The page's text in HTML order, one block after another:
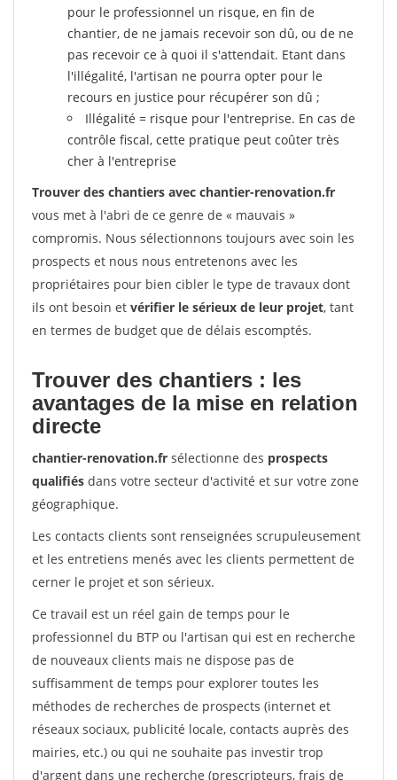
pour le professionnel un risque, en fin de
chantier, de ne jamais recevoir son dû, ou de ne
pas recevoir ce à quoi il s'attendait. Etant dans
l'illégalité, l'artisan ne pourra opter pour le
recours en justice pour récupérer son dû ;
Illégalité = risque pour l'entreprise. En cas de
contrôle fiscal, cette pratique peut coûter très
cher à l'entreprise
Trouver des chantiers avec chantier-renovation.fr
vous met à l'abri de ce genre de « mauvais »
compromis. Nous sélectionnons toujours avec soin les
prospects et nous nous entretenons avec les
propriétaires pour bien cibler le type de travaux dont
ils ont besoin et vérifier le sérieux de leur projet, tant
en termes de budget que de délais escomptés.
Trouver des chantiers : les
avantages de la mise en relation
directe
chantier-renovation.fr sélectionne des prospects
qualifiés dans votre secteur d'activité et sur votre zone
géographique.
Les contacts clients sont renseignées scrupuleusement
et les entretiens menés avec les clients permettent de
cerner le projet et son sérieux.
Ce travail est un réel gain de temps pour le
professionnel du BTP ou l'artisan qui est en recherche
de nouveaux clients mais ne dispose pas de
suffisamment de temps pour explorer toutes les
méthodes de recherches de prospects (internet et
réseaux sociaux, publicité locale, contacts auprès des
mairies, etc.) ou qui ne souhaite pas investir trop
d'argent dans une recherche (prescripteurs, frais de